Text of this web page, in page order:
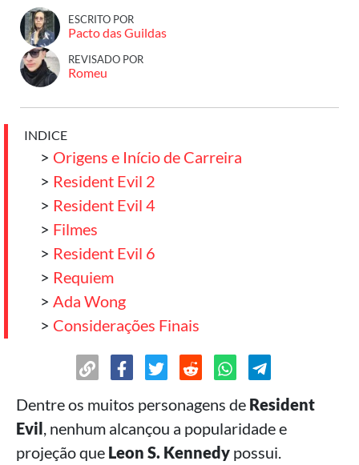
ESCRITO POR
Pacto das Guildas
REVISADO POR
Romeu
INDICE
> Origens e Início de Carreira
> Resident Evil 2
> Resident Evil 4
> Filmes
> Resident Evil 6
> Requiem
> Ada Wong
> Considerações Finais
Dentre os muitos personagens de Resident
Evil, nenhum alcançou a popularidade e
projeção que Leon S. Kennedy possui.